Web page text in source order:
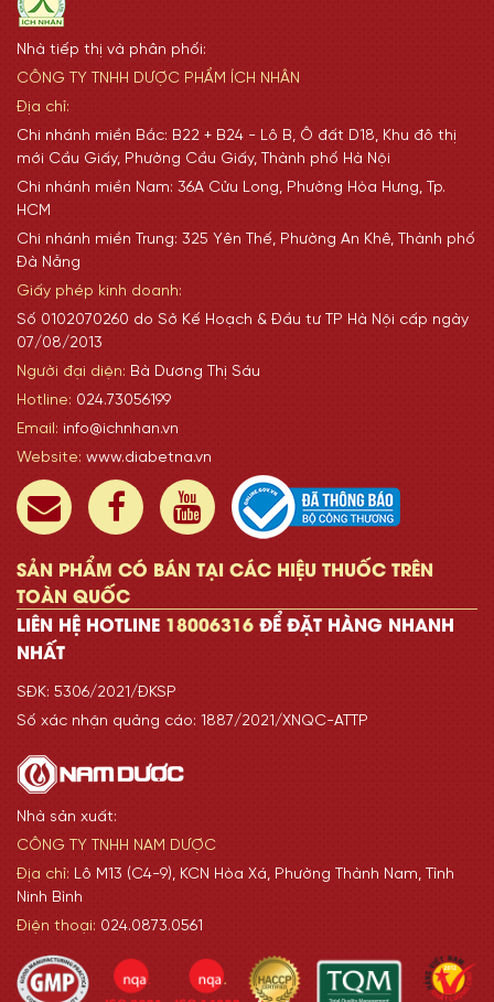
Nhà tiếp thị và phân phối:
CÔNG TY TNHH DƯỢC PHẨM ÍCH NHÂN
Địa chỉ:
Chi nhánh miền Bắc: B22 + B24 - Lô B, Ô đất D18, Khu đô thị
mới Cầu Giấy, Phường Cầu Giấy, Thành phố Hà Nội
Chi nhánh miền Nam: 36A Cửu Long, Phường Hòa Hưng, Tp.
HCM
Chi nhánh miền Trung: 325 Yên Thế, Phường An Khê, Thành phố
Đà Nẵng
Giấy phép kinh doanh:
Số 0102070260 do Sở Kế Hoạch & Đầu tư TP Hà Nội cấp ngày
07/08/2013
Người đại diện: Bà Dương Thị Sáu
Hotline: 024.73056199
Email: info@ichnhan.vn
Website: www.diabetna.vn
SẢN PHẨM CÓ BÁN TẠI CÁC HIỆU THUỐC TRÊN
TOÀN QUỐC
LIÊN HỆ HOTLINE 18006316 ĐỂ ĐẶT HÀNG NHANH
NHẤT
SĐK: 5306/2021/ĐKSP
Số xác nhận quảng cáo: 1887/2021/XNQC-ATTP
Nhà sản xuất:
CÔNG TY TNHH NAM DƯỢC
Địa chỉ: Lô M13 (C4-9), KCN Hòa Xá, Phường Thành Nam, Tỉnh
Ninh Bình
Điện thoại: 024.0873.0561